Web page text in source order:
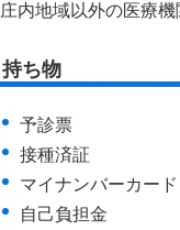
庄内地域以外の医療
持ち物
予診票
接種済証
マイナンバーカー
自己負担金